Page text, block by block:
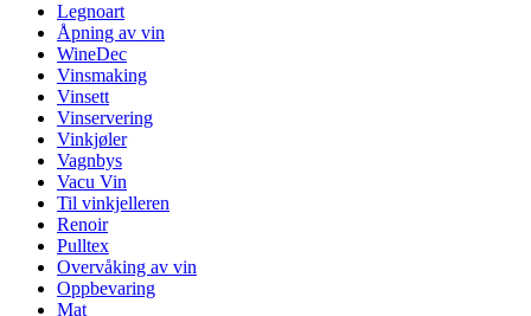
Dimensjoner (BxHxD cm)
Vekt (kg)
Høyde (cm)
Bredde (cm)
Dybde (cm)10
Legnoart
Åpning av vin
WineDec
Vinsmaking
Vinsett
Vinservering
Vinkjøler
Vagnbys
Vacu Vin
Til vinkjelleren
Renoir
Pulltex
Overvåking av vin
Oppbevaring
Mat